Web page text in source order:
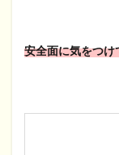
安全面に気をつ